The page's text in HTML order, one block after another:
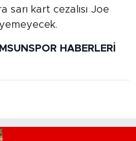
sarı kart cezalısı Joe
HABERLERİ